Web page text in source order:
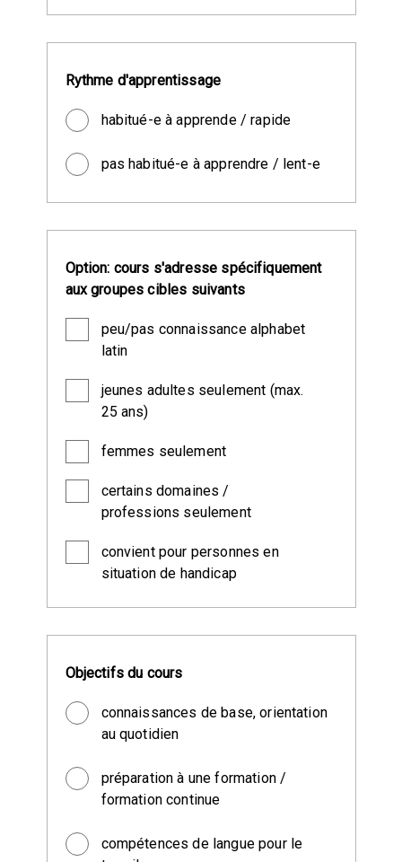
Rythme d'apprentissage
habitué-e à apprende / rapide
pas habitué-e à apprendre / lent-e
Option: cours s'adresse spécifiquement
aux groupes cibles suivants
peu/pas connaissance alphabet
latin
jeunes adultes seulement (max.
25 ans)
femmes seulement
certains domaines /
professions seulement
convient pour personnes en
situation de handicap
Objectifs du cours
connaissances de base, orientation
au quotidien
préparation à une formation /
formation continue
compétences de langue pour le